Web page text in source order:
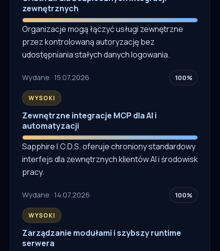
zewnętrznych
Organizacje mogą łączyć usługi zewnętrzne
przez kontrolowaną autoryzację bez
udostępniania stałych danych logowania.
Wydane · 15.07.2026 100%
WYSOKI
Zewnętrzne integracje MCP dla AI i
automatyzacji
Sapphire I.C.D.S. oferuje chroniony standardowy
interfejs dla zewnętrznych klientów AI i środowisk
pracy.
Wydane · 14.07.2026 100%
WYSOKI
Zarządzanie modułami i szybszy runtime
serwera